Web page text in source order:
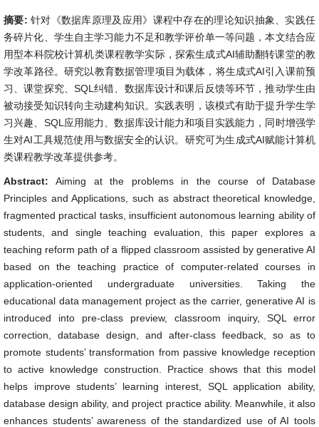
摘要: 针对《数据库原理及应用》课程中存在的理论知识抽象、实践任
务碎片化、学生自主学习能力不足和教学评价单一等问题，本文结合应
用型本科院校计算机类课程教学实际，探索生成式AI辅助翻转课堂的教
学改革路径。研究以教育数据管理项目为载体，将生成式AI引入课前预
习、课堂探究、SQL纠错、数据库设计和课后反馈等环节，推动学生由
被动接受知识转向主动建构知识。实践表明，该模式有助于提升学生学
习兴趣、SQL应用能力、数据库设计能力和项目实践能力，同时增强学
生对AI工具规范使用与数据安全的认识。研究可为生成式AI赋能计算机
类课程教学改革提供参考。
Abstract:Aiming at the problems in the course of Database
Principles and Applications, such as abstract theoretical knowledge,
fragmented practical tasks, insufficient autonomous learning ability of
students, and single teaching evaluation, this paper explores a
teaching reform path of a flipped classroom assisted by generative AI
based on the teaching practice of computer-related courses in
application-oriented undergraduate universities. Taking the
educational data management project as the carrier, generative AI is
introduced into pre-class preview, classroom inquiry, SQL error
correction, database design, and after-class feedback, so as to
promote students’ transformation from passive knowledge reception
to active knowledge construction. Practice shows that this model
helps improve students’ learning interest, SQL application ability,
database design ability, and project practice ability. Meanwhile, it also
enhances students’ awareness of the standardized use of AI tools